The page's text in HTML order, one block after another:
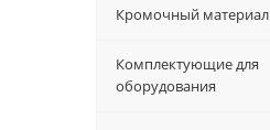
Кромочный материал
Комплектующие для
оборудования